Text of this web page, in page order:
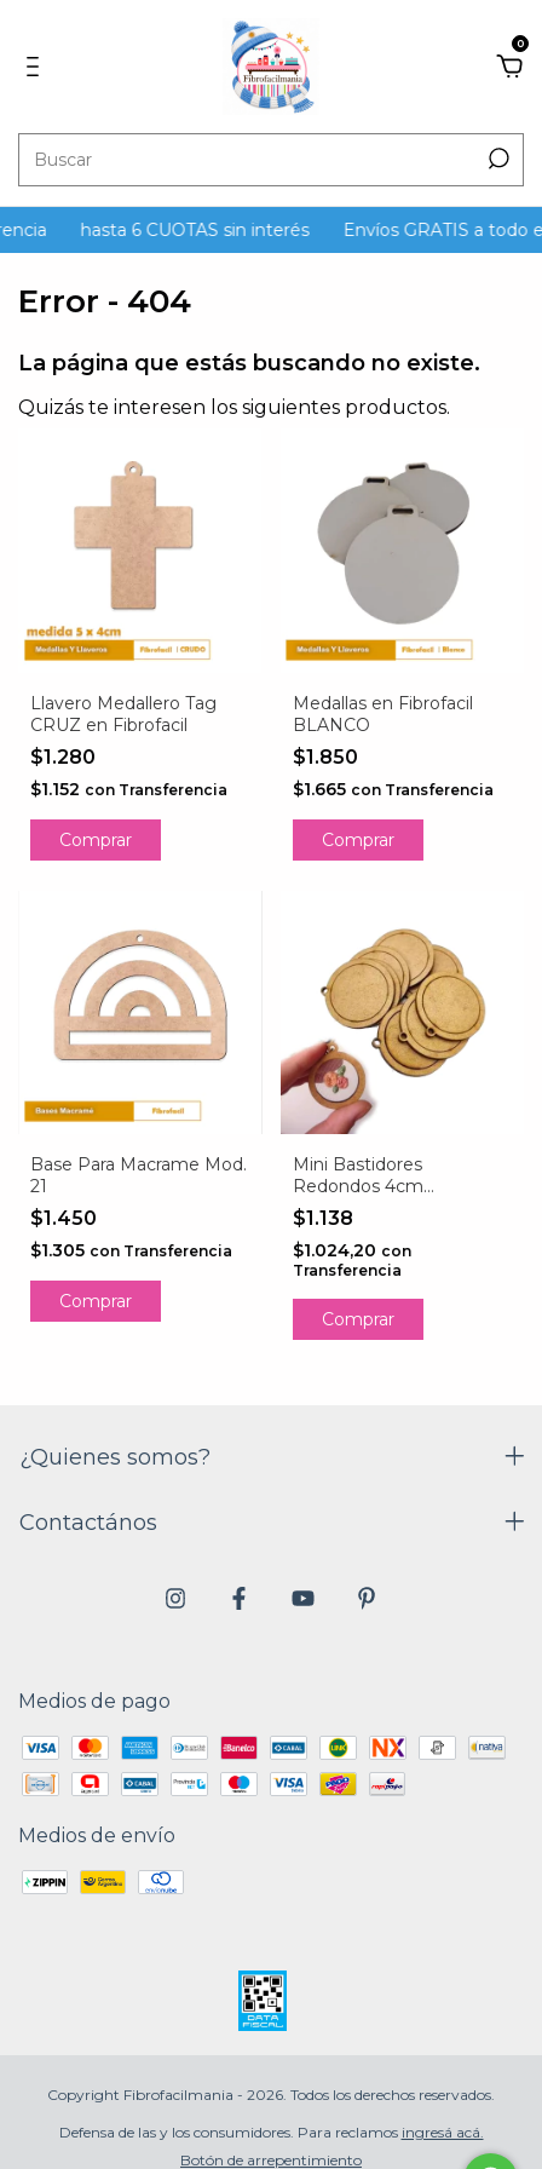
0
hasta 6 CUOTAS sin interés Envíos GRATIS a todo
Error - 404
La página que estás buscando no existe.
Quizás te interesen los siguientes productos.
Llavero Medallero Tag
CRUZ en Fibrofacil
$1.280
$1.152 con Transferencia
Comprar
Medallas en Fibrofacil
BLANCO
$1.850
$1.665 con Transferencia
Comprar
Base Para Macrame Mod.
21
$1.450
$1.305 con Transferencia
Comprar
Mini Bastidores
Redondos 4cm
FIBROFACIL
$1.138
$1.024,20 con
Transferencia
Comprar
¿Quienes somos?
Contactános
Medios de pago
Medios de envío
Copyright Fibrofacilmania - 2026. Todos los derechos reservados.
Defensa de las y los consumidores. Para reclamos ingresá acá.
Botón de arrepentimiento